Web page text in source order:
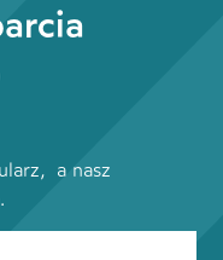
a nasz